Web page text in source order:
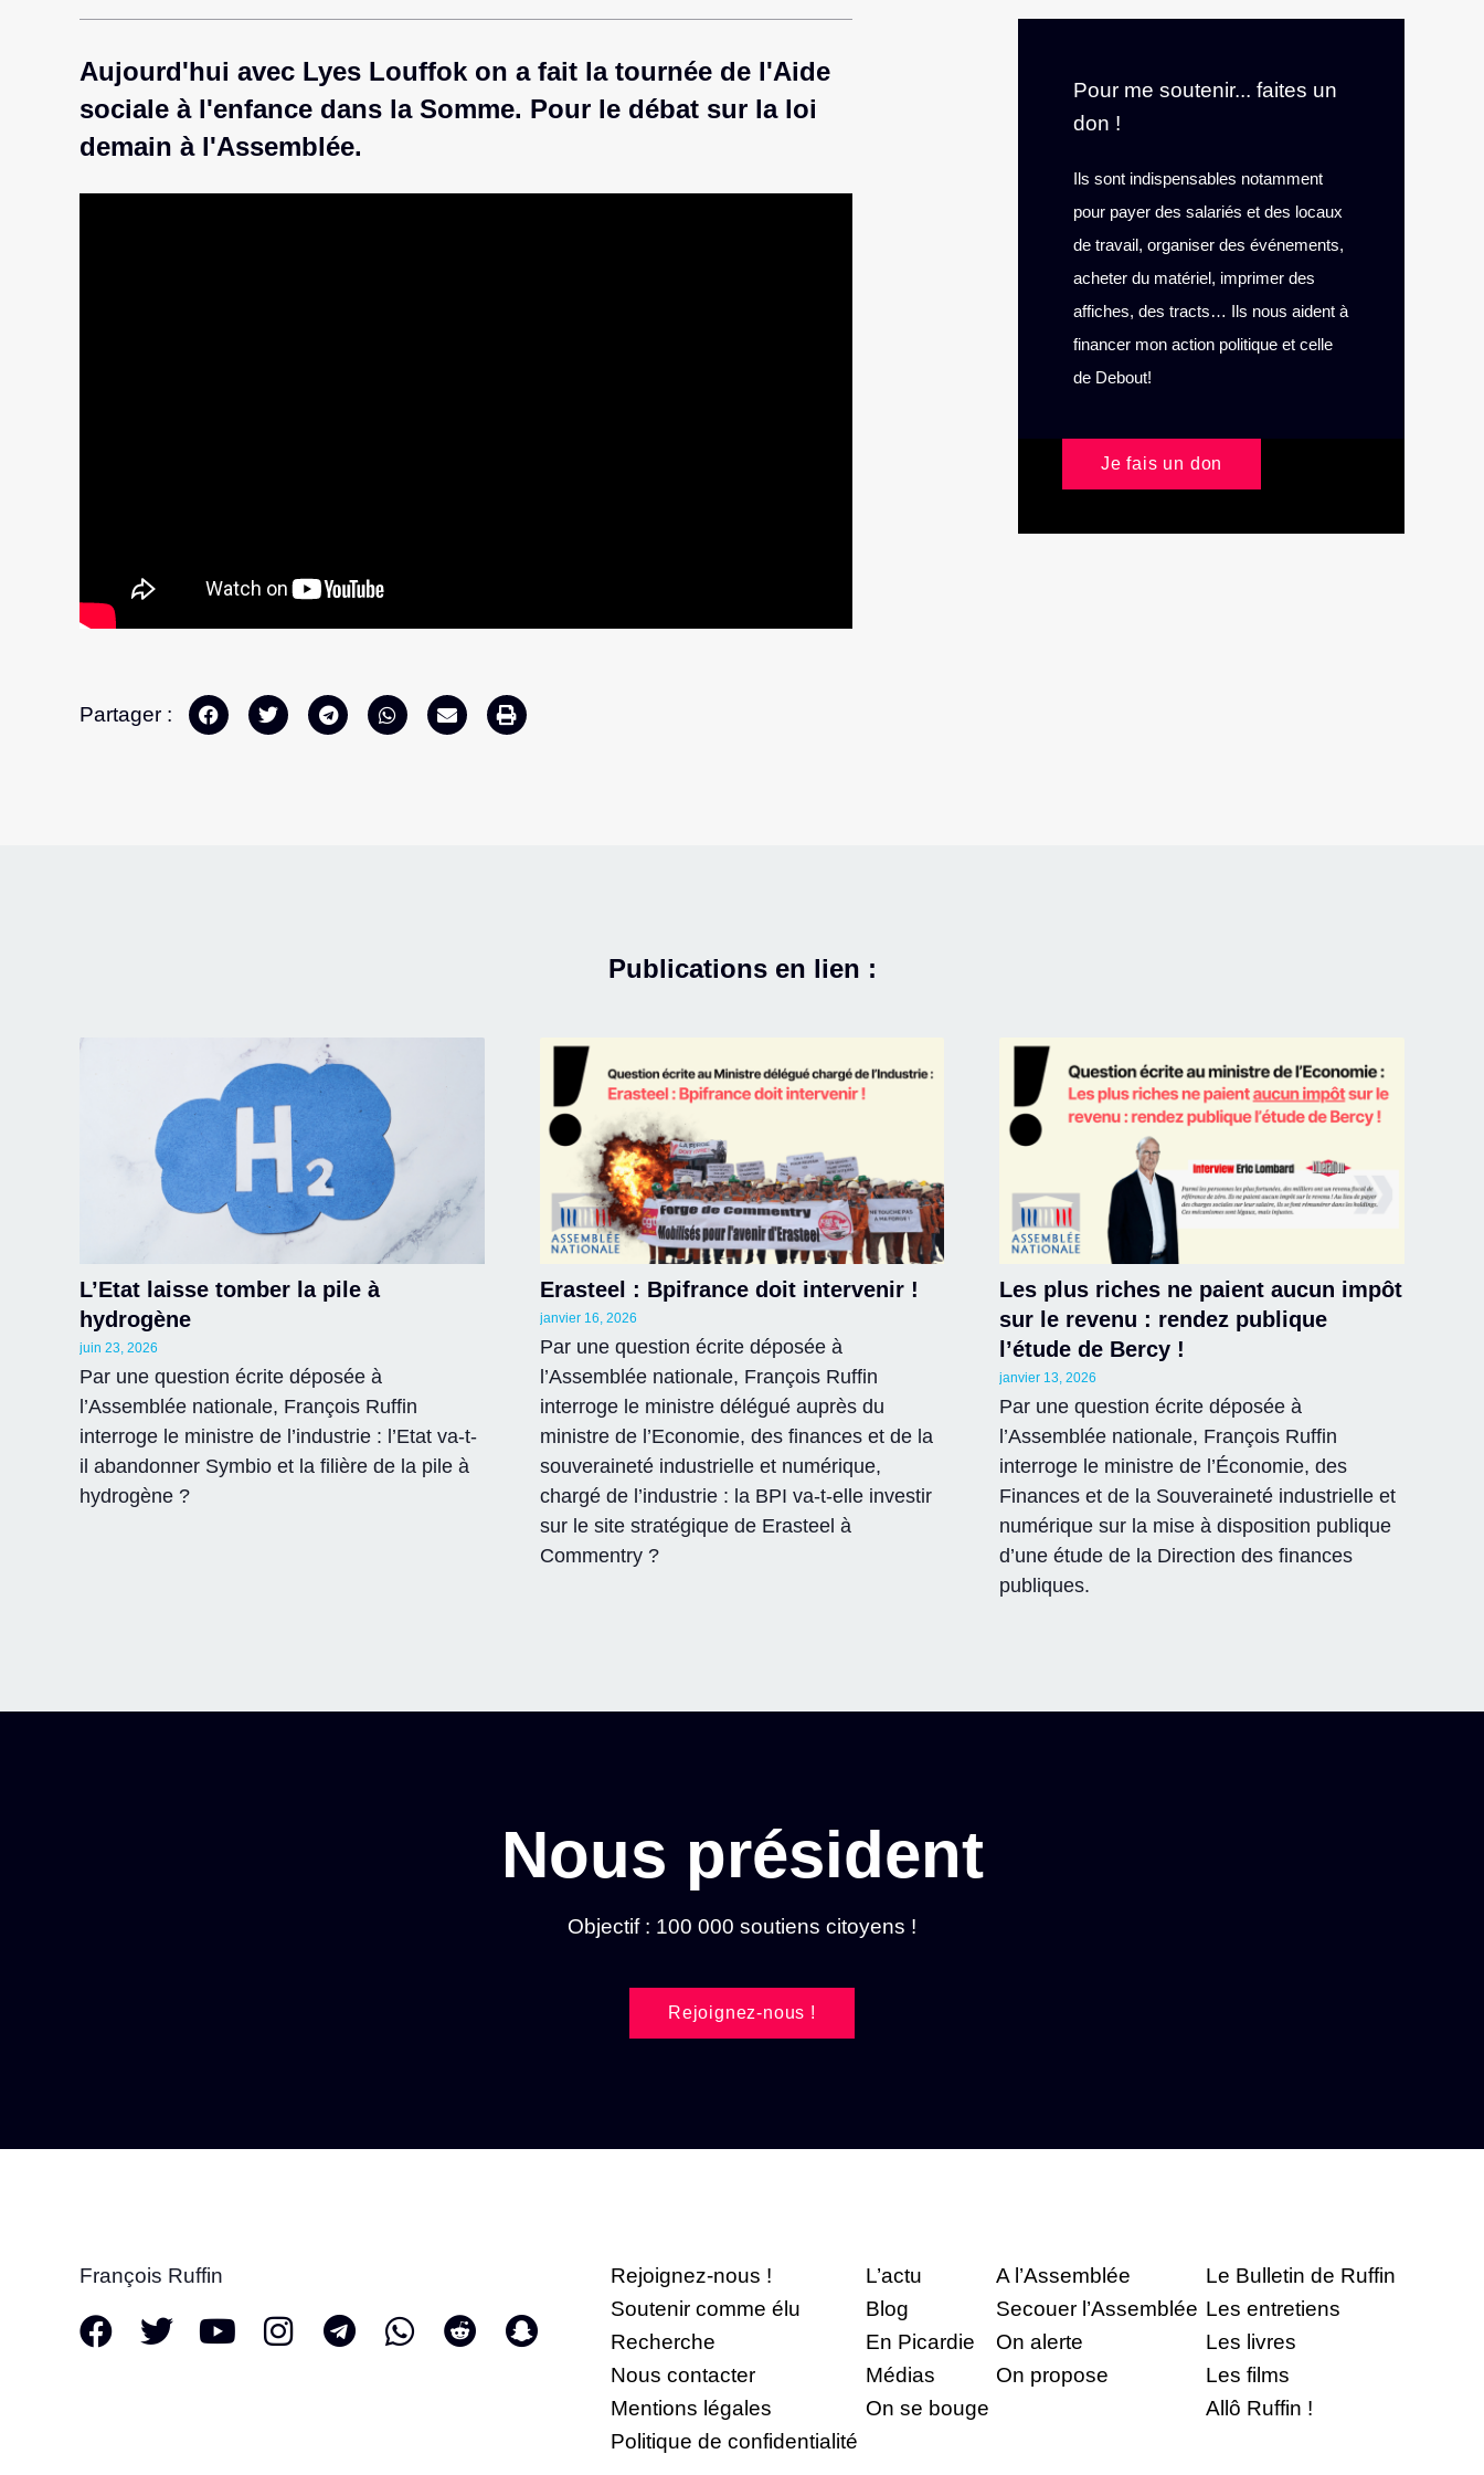
Aujourd'hui avec Lyes Louffok on a fait la tournée de l'Aide
sociale à l'enfance dans la Somme. Pour le débat sur la loi
demain à l'Assemblée.
Partager :
Pour me soutenir... faites un
don !
Ils sont indispensables notamment
pour payer des salariés et des locaux
de travail, organiser des événements,
acheter du matériel, imprimer des
affiches, des tracts… Ils nous aident à
financer mon action politique et celle
de Debout!
Je fais un don
Publications en lien :
L’Etat laisse tomber la pile à
hydrogène
juin 23, 2026
Par une question écrite déposée à
l’Assemblée nationale, François Ruffin
interroge le ministre de l’industrie : l’Etat va-t-
il abandonner Symbio et la filière de la pile à
hydrogène ?
Erasteel : Bpifrance doit intervenir !
janvier 16, 2026
Par une question écrite déposée à
l’Assemblée nationale, François Ruffin
interroge le ministre délégué auprès du
ministre de l’Economie, des finances et de la
souveraineté industrielle et numérique,
chargé de l’industrie : la BPI va-t-elle investir
sur le site stratégique de Erasteel à
Commentry ?
Les plus riches ne paient aucun impôt
sur le revenu : rendez publique
l’étude de Bercy !
janvier 13, 2026
Par une question écrite déposée à
l’Assemblée nationale, François Ruffin
interroge le ministre de l’Économie, des
Finances et de la Souveraineté industrielle et
numérique sur la mise à disposition publique
d’une étude de la Direction des finances
publiques.
Nous président
Objectif : 100 000 soutiens citoyens !
Rejoignez-nous !
François Ruffin
Rejoignez-nous !
Soutenir comme élu
Recherche
Nous contacter
Mentions légales
Politique de confidentialité
L’actu
Blog
En Picardie
Médias
On se bouge
A l’Assemblée
Secouer l’Assemblée
On alerte
On propose
Le Bulletin de Ruffin
Les entretiens
Les livres
Les films
Allô Ruffin !